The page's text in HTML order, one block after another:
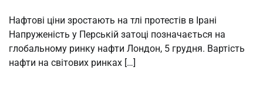
Нафтові ціни зростають на тлі протестів в Ірані
Напруженість у Перській затоці позначається на
глобальному ринку нафти Лондон, 5 грудня. Вартість
нафти на світових ринках […]